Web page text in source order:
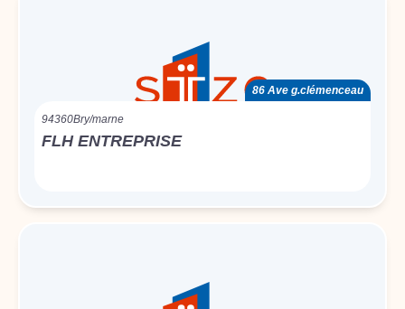
86 Ave g.clémenceau
94360Bry/marne
FLH ENTREPRISE